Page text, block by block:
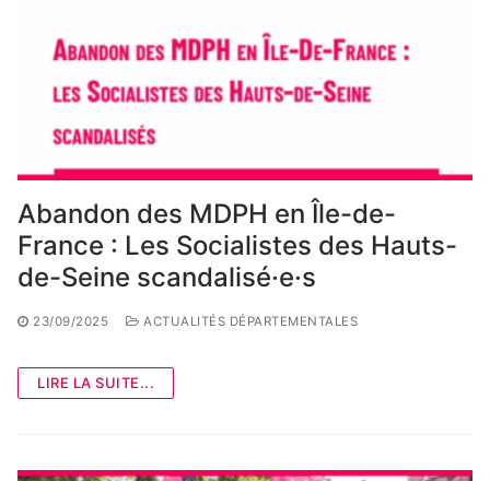
Abandon des MDPH en Île-de-
France : Les Socialistes des Hauts-
de-Seine scandalisé·e·s
23/09/2025 ACTUALITÉS DÉPARTEMENTALES
LIRE LA SUITE...